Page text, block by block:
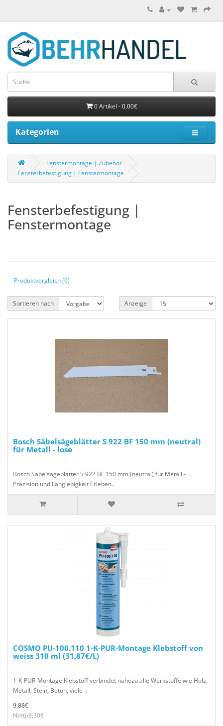
0 Artikel - 0,00€
Kategorien
Fenstermontage | Zubehör
Fensterbefestigung | Fenstermontage
Fensterbefestigung |
Fenstermontage
Produktvergleich (0)
Sortieren nach Anzeige
Bosch Säbelsägeblätter S 922 BF 150 mm (neutral)
für Metall - lose
Bosch Säbelsägeblätter S 922 BF 150 mm (neutral) für Metall -
Präzision und Langlebigkeit Erleben..
COSMO PU-100.110 1-K-PUR-Montage Klebstoff von
weiss 310 ml (31,87€/L)
1-K-PUR-Montage Klebstoff verbindet nahezu alle Werkstoffe wie Holz,
Metall, Stein, Beton, viele ..
9,88€
Netto8,30€